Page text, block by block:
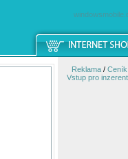
Reklama/ Ceník
Vstup pro